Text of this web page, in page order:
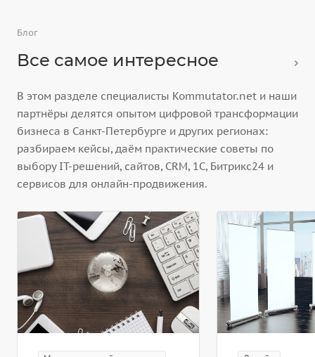
Блог
Все самое интересное
В этом разделе специалисты Kommutator.net и наши
партнёры делятся опытом цифровой трансформации
бизнеса в Санкт-Петербурге и других регионах:
разбираем кейсы, даём практические советы по
выбору IT-решений, сайтов, CRM, 1С, Битрикс24 и
сервисов для онлайн-продвижения.